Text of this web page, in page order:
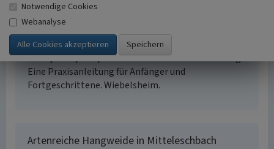
Literatur
Bellmann, Heiko (1993) Heuschrecken: beobachten
– bestimmen. Augsburg.
Lüder, Rita (2006) Grundkurs Pflanzenbestimmung.
Eine Praxisanleitung für Anfänger und
Fortgeschrittene. Wiebelsheim.
Artenreiche Hangweide in Mitteleschbach
Notwendige Cookies
Webanalyse